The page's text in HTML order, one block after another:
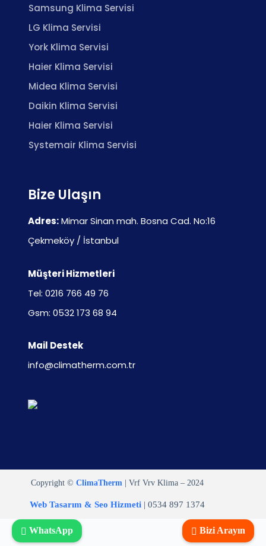
Samsung Klima Servisi
LG Klima Servisi
York Klima Servisi
Haier Klima Servisi
Midea Klima Servisi
Daikin Klima Servisi
Haier Klima Servisi
Systemair Klima Servisi
Bize Ulaşın
Adres:Mimar Sinan mah. Bosna Cad. No:16
Çekmeköy / İstanbul
Müşteri Hizmetleri
Tel: 0216 766 49 76
Gsm: 0532 173 68 94
Mail Destek
info@climatherm.com.tr
Copyright © ClimaTherm | Vrf Vrv Klima – 2024
Web Tasarım & Seo Hizmeti| 0534 897 1374
Bizi Arayın
WhatsApp